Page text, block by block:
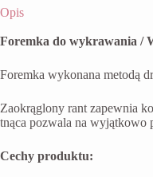
Opis
Foremka do wykrawania /
Foremka wykonana metodą
Zaokrąglony rant zapewnia
tnąca pozwala na wyjątkowo
Cechy produktu: